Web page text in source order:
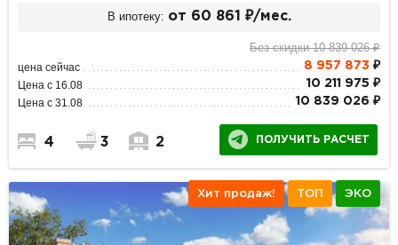
В ипотеку: от 60 861 ₽/мес.
Без скидки 10 839 026 ₽
цена сейчас 8 957 873 ₽
Цена с 16.08 10 211 975 ₽
Цена с 31.08 10 839 026 ₽
4 3 2 ПОЛУЧИТЬ РАСЧЕТ
Хит продаж! ТОП ЭКО